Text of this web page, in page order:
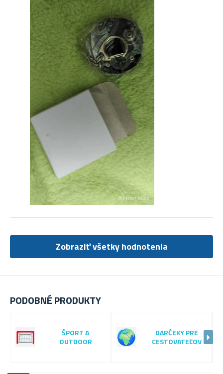
PODOBNÉ PRODUKTY
ŠPORT A
OUTDOOR
DARČEKY PRE
CESTOVATEĽOV
Zobraziť všetky hodnotenia